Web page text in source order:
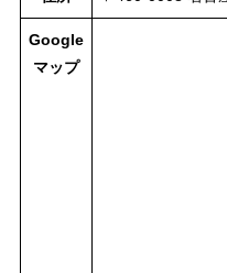
Google
マップ